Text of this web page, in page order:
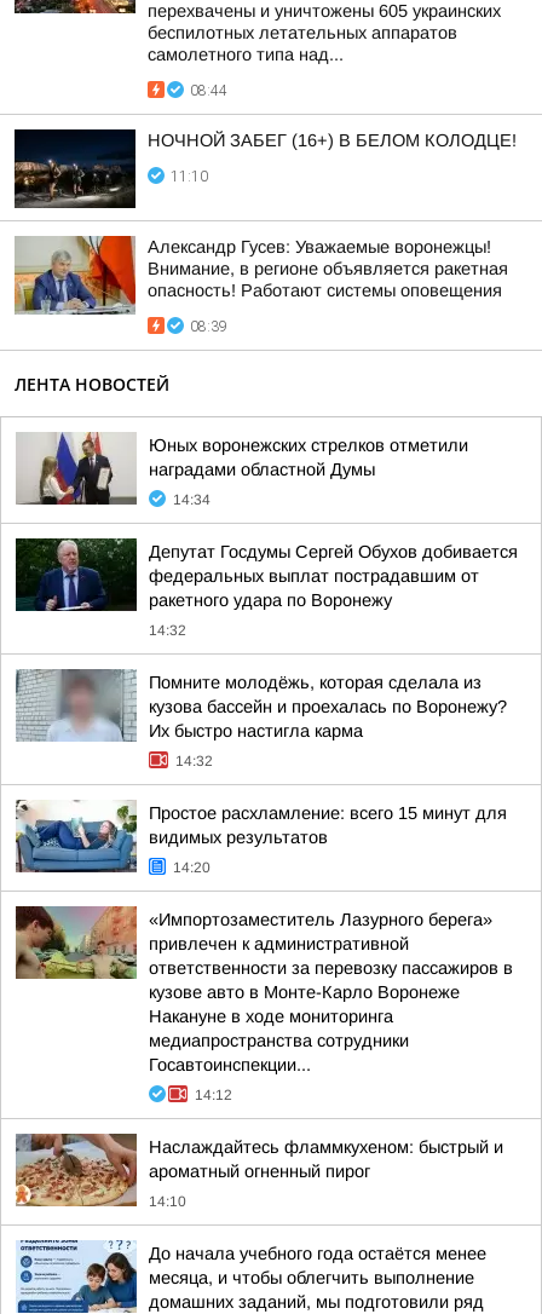
перехвачены и уничтожены 605 украинских
беспилотных летательных аппаратов
самолетного типа над...
08:44
НОЧНОЙ ЗАБЕГ (16+) В БЕЛОМ КОЛОДЦЕ!
11:10
Александр Гусев: Уважаемые воронежцы!
Внимание, в регионе объявляется ракетная
опасность! Работают системы оповещения
08:39
ЛЕНТА НОВОСТЕЙ
Юных воронежских стрелков отметили
наградами областной Думы
14:34
Депутат Госдумы Сергей Обухов добивается
федеральных выплат пострадавшим от
ракетного удара по Воронежу
14:32
Помните молодёжь, которая сделала из
кузова бассейн и проехалась по Воронежу?
Их быстро настигла карма
14:32
Простое расхламление: всего 15 минут для
видимых результатов
14:20
«Импортозаместитель Лазурного берега»
привлечен к административной
ответственности за перевозку пассажиров в
кузове авто в Монте-Карло Воронеже
Накануне в ходе мониторинга
медиапространства сотрудники
Госавтоинспекции...
14:12
Наслаждайтесь фламмкухеном: быстрый и
ароматный огненный пирог
14:10
До начала учебного года остаётся менее
месяца, и чтобы облегчить выполнение
домашних заданий, мы подготовили ряд